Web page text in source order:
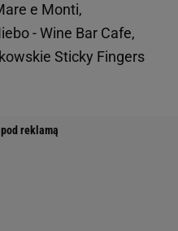
e Monti,
- Wine Bar Cafe,
Sticky Fingers